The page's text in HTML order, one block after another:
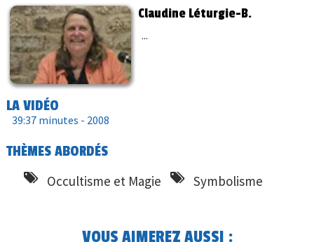
Claudine Léturgie-B.
...
LA VIDÉO
39:37 minutes - 2008
THÈMES ABORDÉS
Occultisme et Magie Symbolisme
VOUS AIMEREZ AUSSI :